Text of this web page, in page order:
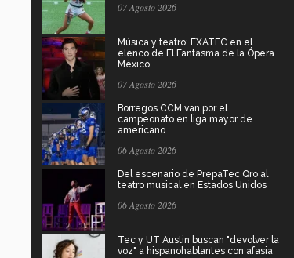
07 Agosto 2026
Música y teatro: EXATEC en el
elenco de El Fantasma de la Ópera
México
07 Agosto 2026
Borregos CCM van por el
campeonato en liga mayor de
americano
06 Agosto 2026
Del escenario de PrepaTec Qro al
teatro musical en Estados Unidos
06 Agosto 2026
Tec y UT Austin buscan "devolver la
voz" a hispanohablantes con afasia